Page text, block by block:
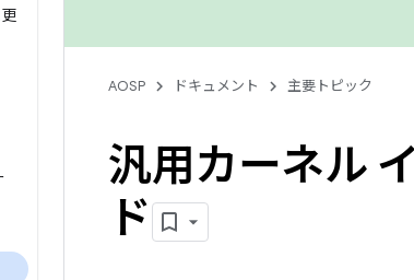
AOSP ドキュメント 主要トピック
汎用カーネル
ド